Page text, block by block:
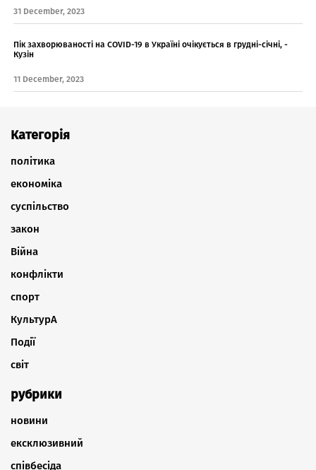
31 December, 2023
Пік захворюваності на COVID-19 в Україні очікується в грудні-січні, -
Кузін
11 December, 2023
Категорія
політика
економіка
суспільство
закон
Війна
конфлікти
спорт
КультурА
Події
світ
рубрики
новини
ексклюзивний
співбесіда